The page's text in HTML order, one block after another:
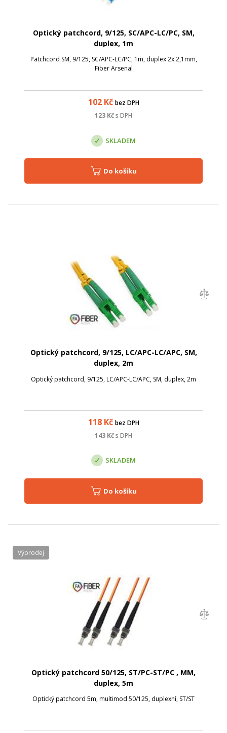
Optický patchcord, 9/125, SC/APC-LC/PC, SM,
duplex, 1m
Patchcord SM, 9/125, SC/APC-LC/PC, 1m, duplex 2x 2,1mm,
Fiber Arsenal
102Kč bez DPH
123 Kčs DPH
SKLADEM
Do košíku
Optický patchcord, 9/125, LC/APC-LC/APC, SM,
duplex, 2m
Optický patchcord, 9/125, LC/APC-LC/APC, SM, duplex, 2m
118Kč bez DPH
143 Kčs DPH
SKLADEM
Do košíku
Optický patchcord 50/125, ST/PC-ST/PC , MM,
duplex, 5m
Optický patchcord 5m, multimod 50/125, duplexní, ST/ST
Výprodej